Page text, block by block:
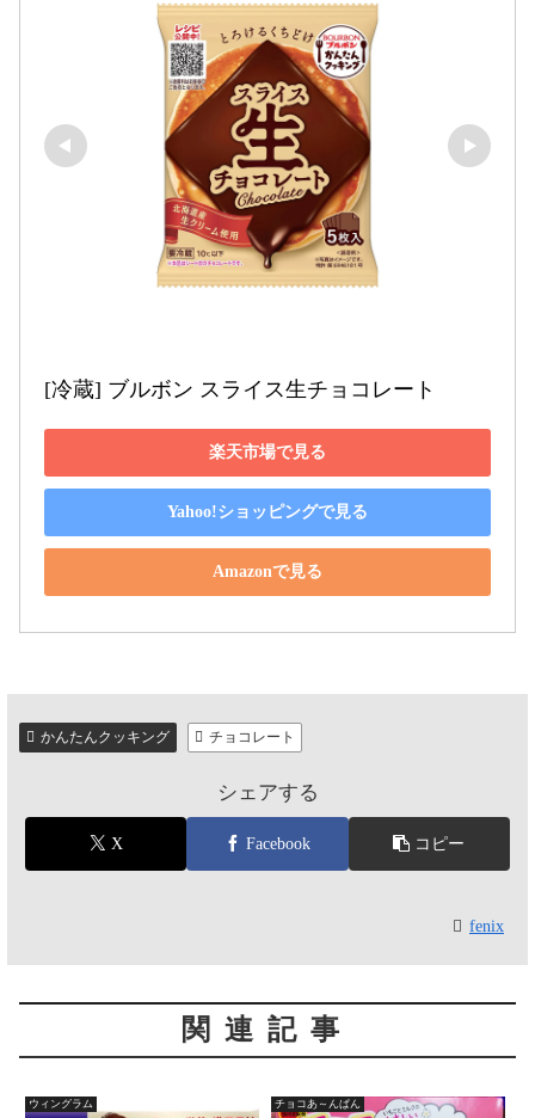
[冷蔵] ブルボン スライス生チョコレート
楽天市場で見る
Yahoo!ショッピングで見る
Amazonで見る
かんたんクッキング チョコレート
シェアする
X Facebook コピー
fenix
関連記事
ウィングラム チョコあ～んぱん